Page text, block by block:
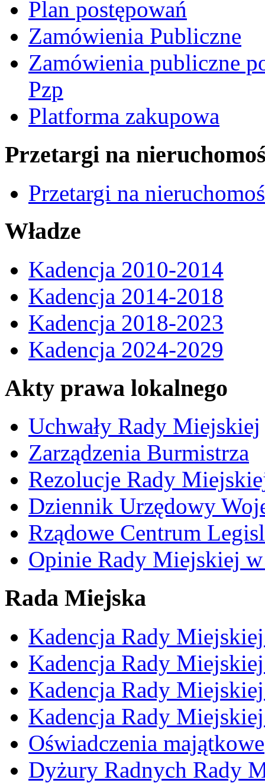
Plan postępowań
Zamówienia Publiczne
Zamówienia publiczne
Pzp
Platforma zakupowa
Przetargi na
Przetargi na
Władze
Kadencja 2010-2014
Kadencja 2014-2018
Kadencja 2018-2023
Kadencja 2024-2029
Akty prawa lokalnego
Uchwały Rady Miejskiej
Zarządzenia Burmistrza
Rezolucje Rady
Dziennik Urzędowy
Rządowe Centrum
Opinie Rady Miejskiej w
Rada Miejska
Kadencja Rady
Kadencja Rady
Kadencja Rady
Kadencja Rady
Oświadczenia majątkowe
Dyżury Radnych Rady